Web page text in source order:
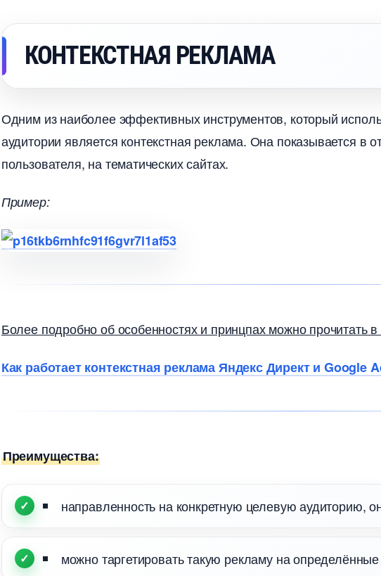
КОНТЕКСТНАЯ РЕКЛАМА
Одним из наиболее эффективных инструментов, который
аудитории является контекстная реклама. Она показывается в
пользователя, на тематических сайтах.
Пример:
Более подробно об особенностях и принцпах можно прочитать в
Как работает контекстная реклама Яндекс Директ и Google
Преимущества:
направленность на конкретную целевую аудиторию,
можно таргетировать такую рекламу на